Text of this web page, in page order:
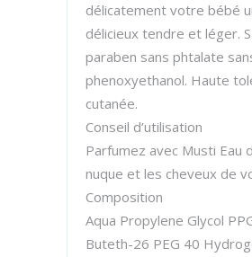
délicatement votre bébé
délicieux tendre et léger.
paraben sans phtalate
phenoxyethanol. Haute
cutanée.
Conseil d’utilisation
Parfumez avec Musti Eau
nuque et les cheveux de
Composition
Aqua Propylene Glycol
Buteth-26 PEG 40